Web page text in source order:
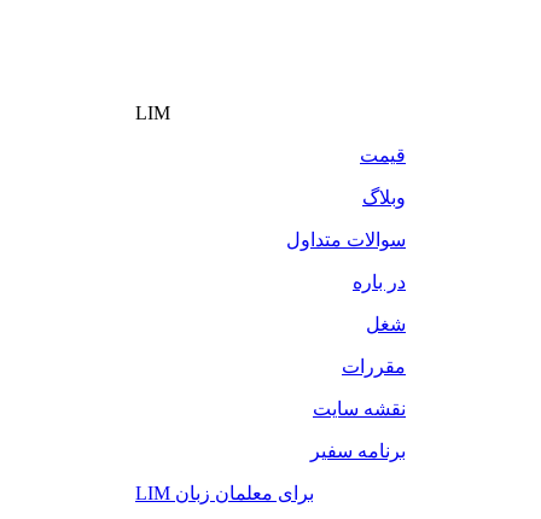
LIM
قیمت
وبلاگ
سوالات متداول
در باره
شغل
مقررات
نقشه سایت
برنامه سفیر
LIM برای معلمان زبان